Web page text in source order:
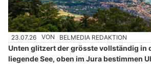
23.07.26 VON BELMEDIA REDAKTION
Unten glitzert der grösste vollständig in
liegende See, oben im Jura bestimmen